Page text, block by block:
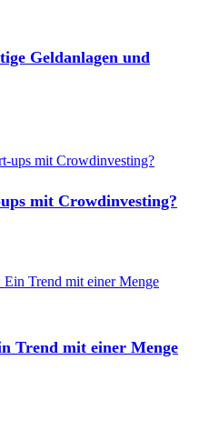
Geldanlagen und
mit Crowdinvesting?
Trend mit einer Menge